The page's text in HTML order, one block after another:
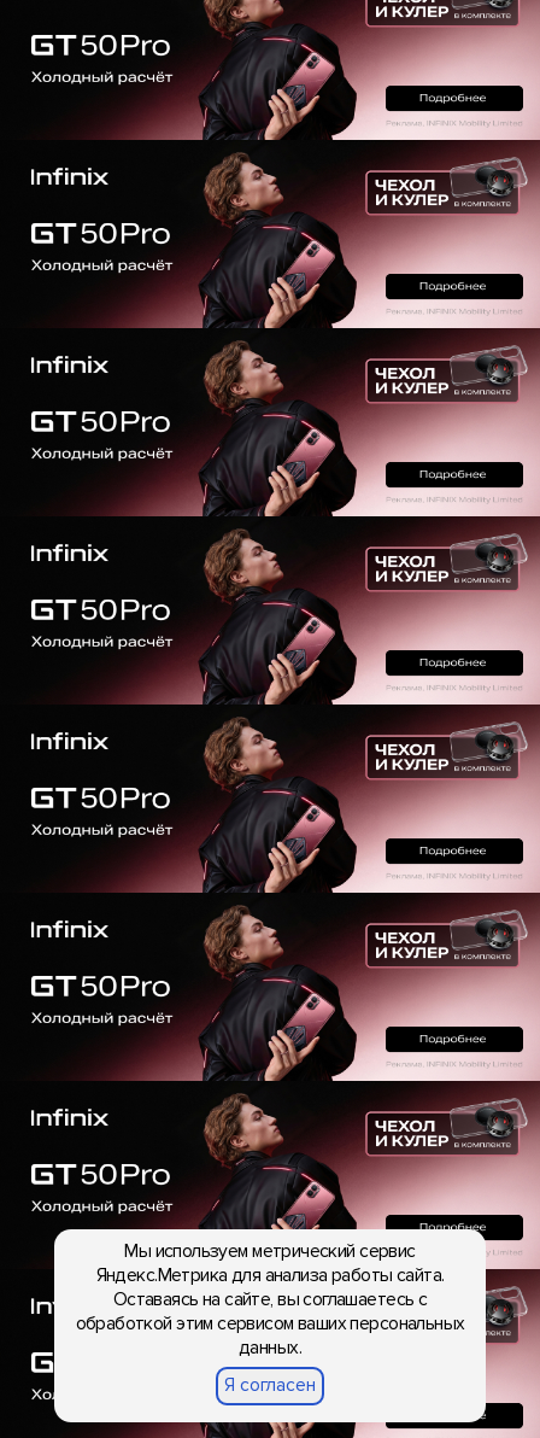
Мы используем метрический сервис
Яндекс.Метрика для анализа работы сайта.
Оставаясь на сайте, вы соглашаетесь с
обработкой этим сервисом ваших персональных
данных.
Я согласен